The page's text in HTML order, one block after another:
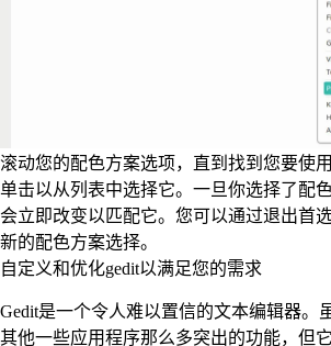
滚动您的配色方案选项，直到找到您要使
单击以从列表中选择它。一旦你选择了配
会立即改变以匹配它。您可以通过退出首
新的配色方案选择。
自定义和优化gedit以满足您的需求
Gedit是一个令人难以置信的文本编辑器。
其他一些应用程序那么多突出的功能，但